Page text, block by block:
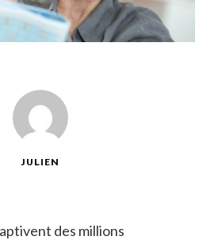
JULIEN
des millions